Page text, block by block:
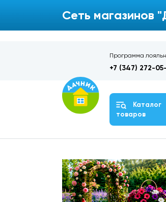
Сеть магазинов
Программа
+7 (347) 272-
Каталог
товаров